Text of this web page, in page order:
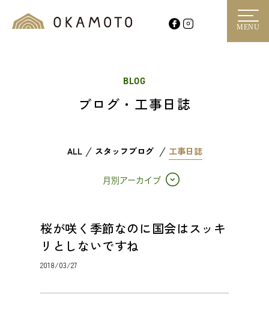
MENU
BLOG
ブログ・工事日誌
ALL スタッフブログ 工事日誌
月別アーカイブ
桜が咲く季節なのに国会はスッキ
リとしないですね
2018/03/27